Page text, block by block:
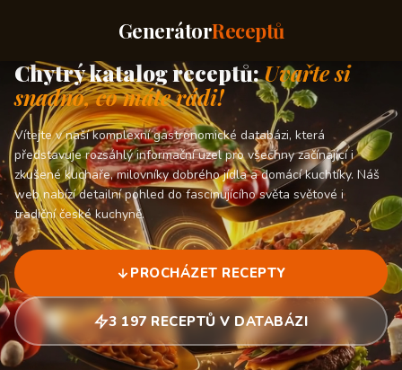
GenerátorReceptů
Chytrý katalog receptů:Uvařte si
snadno, co máte rádi!
Vítejte v naší komplexní gastronomické databázi, která
představuje rozsáhlý informační uzel pro všechny začínající i
zkušené kuchaře, milovníky dobrého jídla a domácí kuchtíky. Náš
web nabízí detailní pohled do fascinujícího světa světové i
tradiční české kuchyně.
PROCHÁZET RECEPTY
3 197 RECEPTŮ V DATABÁZI